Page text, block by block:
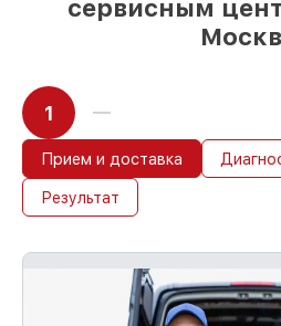
сервисным
1
Прием и доставка
Результат